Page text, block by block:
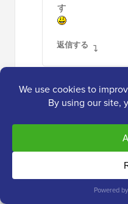
す
返信する
2019年8月28日 午前11時
これは素晴らしい
に機能しました。